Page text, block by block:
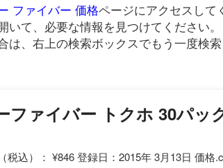
ファイバー 価格ページにアクセスして
て、必要な情報を見つけてください。
は、右上の検索ボックスでもう一度検索
ファイバー トクホ 30パッ
込）： ¥846 登録日：2015年 3月13日 価格